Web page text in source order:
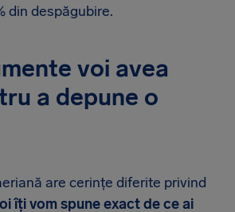
din despăgubire.
voi avea
a depune o
are cerințe diferite privind
îți vom spune exact de ce ai